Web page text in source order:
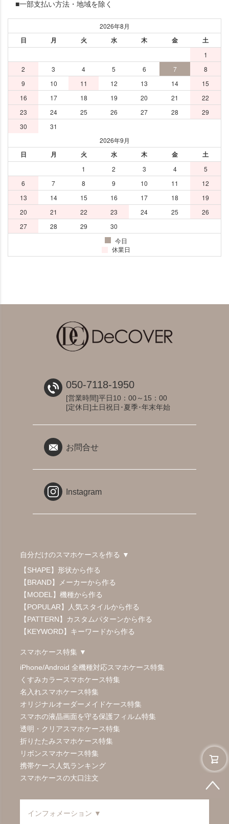
050-7118-1950
[営業時間]平日10：00～15：00
[定休日]土日祝日･夏季･年末年始
お問合せ
Instagram
自分だけのスマホケースを作る ▼
【SHAPE】形状から作る
【BRAND】メーカーから作る
【MODEL】機種から作る
【POPULAR】人気スタイルから作る
【PATTERN】カスタムパターンから作る
【KEYWORD】キーワードから作る
スマホケース特集 ▼
iPhone/Android 全機種対応スマホケース特集
くすみカラースマホケース特集
名入れスマホケース特集
オリジナルオーダーメイドケース特集
スマホの液晶画面を守る保護フィルム特集
透明・クリアスマホケース特集
折りたたみスマホケース特集
リボンスマホケース特集
携帯ケース人気ランキング
スマホケースの大口注文
インフォメーション ▼